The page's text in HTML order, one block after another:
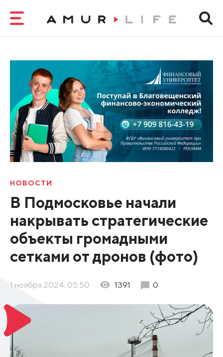
НОВОСТИ
В Подмосковье начали
накрывать стратегические
объекты громадными
сетками от дронов (фото)
1 ноября 2024, 05:50 1391 0